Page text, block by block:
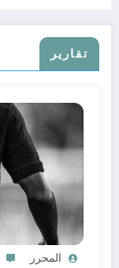
تقارير
المحرر